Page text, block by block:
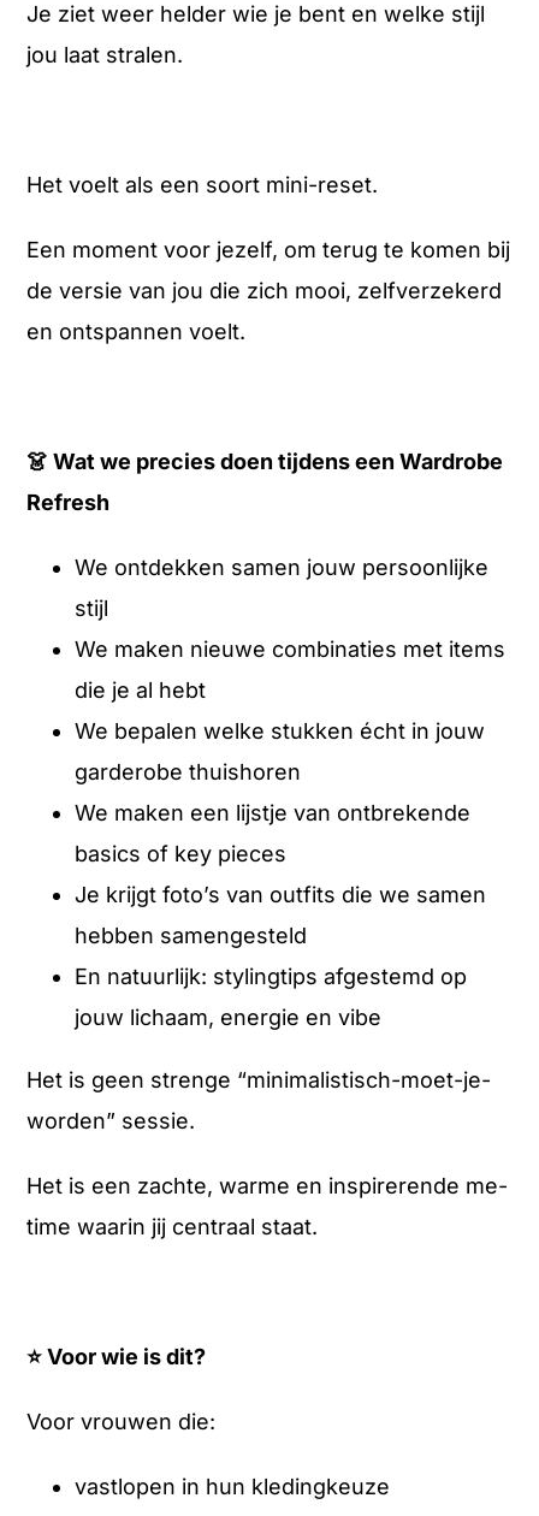
Je ziet weer helder wie je bent en welke stijl
jou laat stralen.
Het voelt als een soort mini-reset.
Een moment voor jezelf, om terug te komen bij
de versie van jou die zich mooi, zelfverzekerd
en ontspannen voelt.
👗 Wat we precies doen tijdens een Wardrobe
Refresh
We ontdekken samen jouw persoonlijke
stijl
We maken nieuwe combinaties met items
die je al hebt
We bepalen welke stukken écht in jouw
garderobe thuishoren
We maken een lijstje van ontbrekende
basics of key pieces
Je krijgt foto’s van outfits die we samen
hebben samengesteld
En natuurlijk: stylingtips afgestemd op
jouw lichaam, energie en vibe
Het is geen strenge “minimalistisch-moet-je-
worden” sessie.
Het is een zachte, warme en inspirerende me-
time waarin jij centraal staat.
⭐Voor wie is dit?
Voor vrouwen die:
vastlopen in hun kledingkeuze